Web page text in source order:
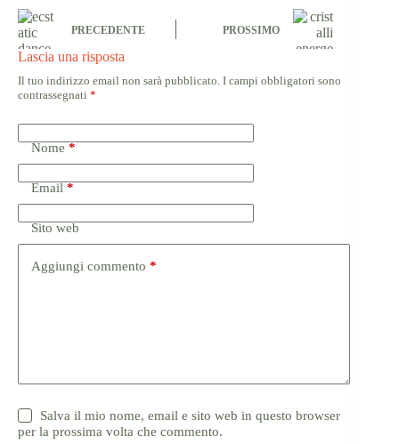
PRECEDENTE PROSSIMO
Lascia una risposta
Il tuo indirizzo email non sarà pubblicato. I campi obbligatori sono
contrassegnati *
Nome *
Email *
Sito web
Aggiungi commento *
Salva il mio nome, email e sito web in questo browser
per la prossima volta che commento.